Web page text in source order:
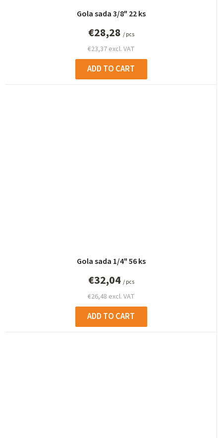
Gola sada 3/8" 22 ks
€23,37 excl. VAT
€28,28 / pcs
ADD TO CART
Gola sada 1/4" 56 ks
€26,48 excl. VAT
€32,04 / pcs
ADD TO CART